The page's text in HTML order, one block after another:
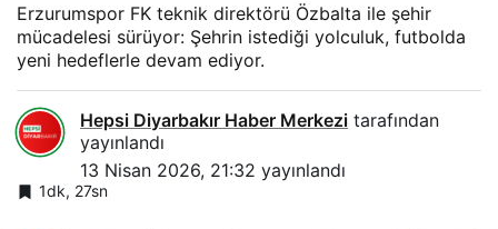
Erzurumspor FK teknik direktörü Özbalta ile şehir
mücadelesi sürüyor: Şehrin istediği yolculuk, futbolda
yeni hedeflerle devam ediyor.
Hepsi Diyarbakır Haber Merkezi tarafından
yayınlandı
13 Nisan 2026, 21:32 yayınlandı
1dk, 27sn